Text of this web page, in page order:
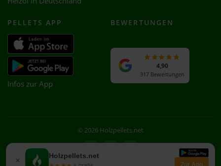
× Holzpellets.net
Zur App
PELLETS APP
Infos zur App
BEWERTUNGEN
4,90
317 Bewertungen
© 2026 Holzpellets.net
Facebook